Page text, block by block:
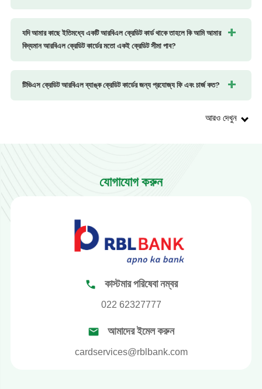
যদি আমার কাছে ইতিমধ্যে একটি আরবিএল ক্রেডিট কার্ড থাকে তাহলে কি আমি আমার
বিদ্যমান আরবিএল ক্রেডিট কার্ডের মতো একই ক্রেডিট সীমা পাব?
টিভিএস ক্রেডিট আরবিএল ব্যাঙ্ক ক্রেডিট কার্ডের জন্য প্রযোজ্য ফি এবং চার্জ কত?
আরও দেখুন
যোগাযোগ করুন
কাস্টমার পরিষেবা নম্বর
022 62327777
আমাদের ইমেল করুন
cardservices@rblbank.com